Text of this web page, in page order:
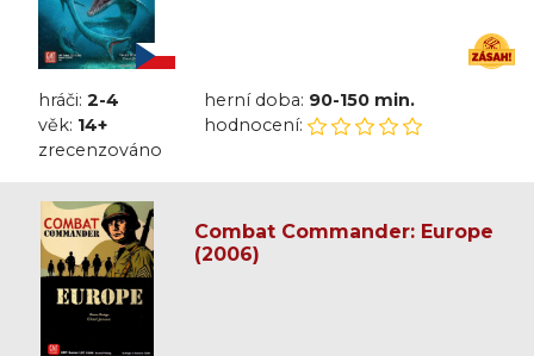
hráči: 2-4 herní doba: 90-150 min.
věk: 14+
hodnocení:
zrecenzováno
Combat Commander: Europe
(2006)